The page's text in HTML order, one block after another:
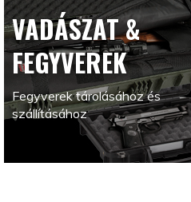
VADÁSZAT &
FEGYVEREK
Fegyverek tárolásához és
szállításához